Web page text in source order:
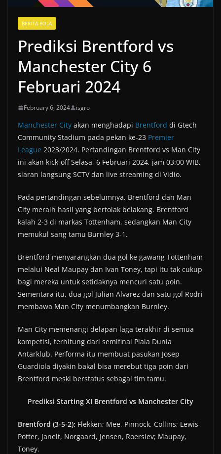
BERITA BOLA
Prediksi Brentford vs
Manchester City 6
Februari 2024
February 6, 2024 isgro
Manchester City akan menghadapi Brentford di Gtech
Community Stadium pada pekan ke-23 Premier
League 2023/2024. Pertandingan Brentford vs Man City
ini akan kick-off Selasa, 6 Februari 2024, jam 03:00 WIB,
siaran langsung SCTV dan live streaming di Vidio.
Pada pertandingan sebelumnya, Brentford dan Man
City meraih hasil yang bertolak belakang. Brentford
kalah 2-3 di markas Tottenham, sedangkan Man City
memukul sang tamu Burnley 3-1.
Brentford menyarangkan dua gol ke gawang Tottenham
melalui Neal Maupay dan Ivan Toney, tapi itu tak cukup
bagi mereka untuk setidaknya mencuri satu poin.
Sementara itu, dua gol Julian Alvarez dan satu gol Rodri
membawa Man City menumbangkan Burnley.
Man City memenangi delapan laga terakhir di semua
kompetisi, terhitung dari semifinal Piala Dunia
Antarklub. Performa itu membuat pasukan Josep
Guardiola diyakin bakal bisa merebut tiga poin dari
Brentford meski berstatus sebagai tim tamu.
Prediksi Starting XI Brentford vs Manchester City
Brentford (3-5-2): Flekken; Mee, Pinnock, Collins; Lewis-
Potter, Janelt, Norgaard, Jensen, Roerslev; Maupay,
Toney.